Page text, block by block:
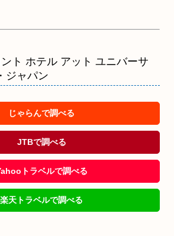
ト ホテル アット ユニバーサ
ジャパン
じゃらんで調べる
JTBで調べる
トラベルで調べる
楽天トラベルで調べる